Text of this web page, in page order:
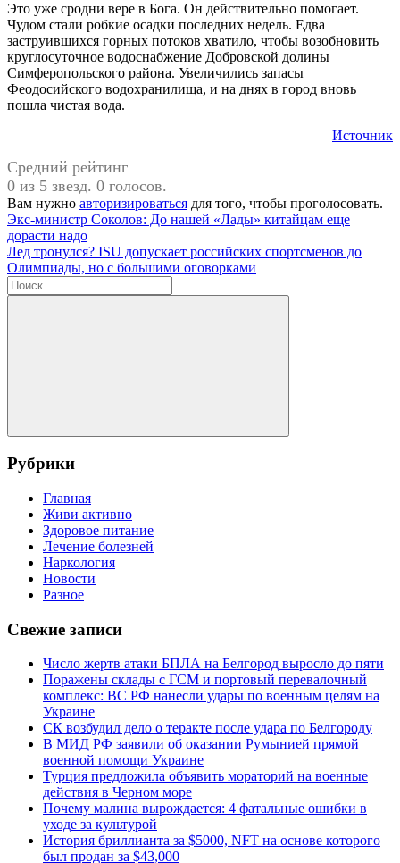
Это уже сродни вере в Бога. Он действительно помогает.
Чудом стали робкие осадки последних недель. Едва
заструившихся горных потоков хватило, чтобы возобновить
круглосуточное водоснабжение Добровской долины
Симферопольского района. Увеличились запасы
Феодосийского водохранилища, и на днях в город вновь
пошла чистая вода.
Источник
Средний рейтинг
0 из 5 звезд. 0 голосов.
Вам нужно авторизироваться для того, чтобы проголосовать.
#Сергей
Аксенов
Навигация
по
записям
Предыдущая
запись:
Экс-министр Соколов: До нашей «Лады» китайцам еще
дорасти надо
Следующая
запись:
Лед тронулся? ISU допускает российских спортсменов до
Олимпиады, но с большими оговорками
Поиск
для:
Поиск
Рубрики
Главная
Живи активно
Здоровое питание
Лечение болезней
Наркология
Новости
Разное
Свежие записи
Число жертв атаки БПЛА на Белгород выросло до пяти
Поражены склады с ГСМ и портовый перевалочный
комплекс: ВС РФ нанесли удары по военным целям на
Украине
СК возбудил дело о теракте после удара по Белгороду
В МИД РФ заявили об оказании Румынией прямой
военной помощи Украине
Турция предложила объявить мораторий на военные
действия в Черном море
Почему малина вырождается: 4 фатальные ошибки в
уходе за культурой
История бриллианта за $5000, NFT на основе которого
был продан за $43,000